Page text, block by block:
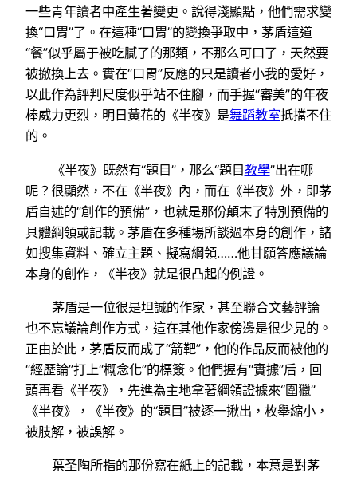
一些青年讀者中產生著變更。說得淺顯點，他們需求變
換“口胃”了。在這種“口胃”的變換爭取中，茅盾這道
“餐”似乎屬于被吃膩了的那類，不那么可口了，天然要
被撤換上去。實在“口胃”反應的只是讀者小我的愛好，
以此作為評判尺度似乎站不住腳，而手握“審美”的年夜
棒威力更烈，明日黃花的《半夜》是舞蹈教室抵擋不住
的。
《半夜》既然有“題目”，那么“題目教學”出在哪
呢？很顯然，不在《半夜》內，而在《半夜》外，即茅
盾自述的“創作的預備”，也就是那份顛末了特別預備的
具體綱領或記載。茅盾在多種場所談過本身的創作，諸
如搜集資料、確立主題、擬寫綱領……他甘願答應議論
本身的創作，《半夜》就是很凸起的例證。
茅盾是一位很是坦誠的作家，甚至聯合文藝評論
也不忘議論創作方式，這在其他作家傍邊是很少見的。
正由於此，茅盾反而成了“箭靶”，他的作品反而被他的
“經歷論”打上“概念化”的標簽。他們握有“實據”后，回
頭再看《半夜》，先進為主地拿著綱領證據來“圍獵”
《半夜》，《半夜》的“題目”被逐一揪出，枚舉縮小，
被肢解，被誤解。
葉圣陶所指的那份寫在紙上的記載，本意是對茅